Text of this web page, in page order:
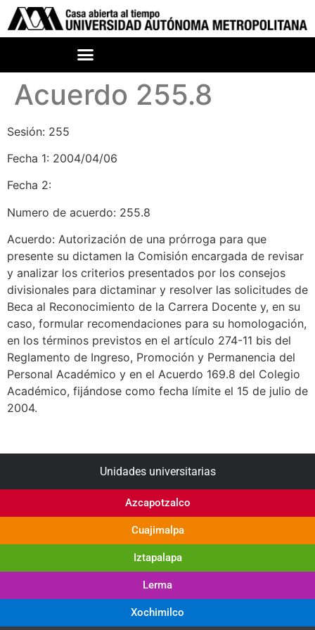
Acuerdo 255.8
Sesión: 255
Fecha 1: 2004/04/06
Fecha 2:
Numero de acuerdo: 255.8
Acuerdo: Autorización de una prórroga para que
presente su dictamen la Comisión encargada de revisar
y analizar los criterios presentados por los consejos
divisionales para dictaminar y resolver las solicitudes de
Beca al Reconocimiento de la Carrera Docente y, en su
caso, formular recomendaciones para su homologación,
en los términos previstos en el artículo 274-11 bis del
Reglamento de Ingreso, Promoción y Permanencia del
Personal Académico y en el Acuerdo 169.8 del Colegio
Académico, fijándose como fecha límite el 15 de julio de
2004.
Unidades universitarias
Azcapotzalco
Cuajimalpa
Iztapalapa
Lerma
Xochimilco